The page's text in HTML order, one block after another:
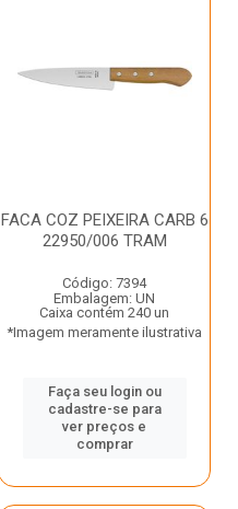
FACA COZ PEIXEIRA CARB 6
22950/006 TRAM
Código: 7394
Embalagem: UN
Caixa contém 240 un
*Imagem meramente ilustrativa
Faça seu login ou
cadastre-se para
ver preços e
comprar